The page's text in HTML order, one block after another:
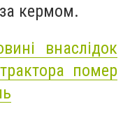
кермом.
внаслідок
помер